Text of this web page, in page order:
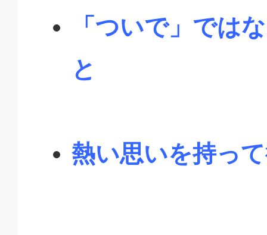
「ついで」では
と
熱い思いを持っ